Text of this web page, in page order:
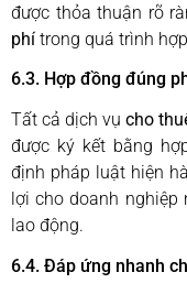
được thỏa thuận rõ
phí trong quá trình
6.3. Hợp đồng đúng
Tất cả dịch vụ cho
được ký kết bằng
định pháp luật hiện
lợi cho doanh
lao động.
6.4. Đáp ứng nhanh